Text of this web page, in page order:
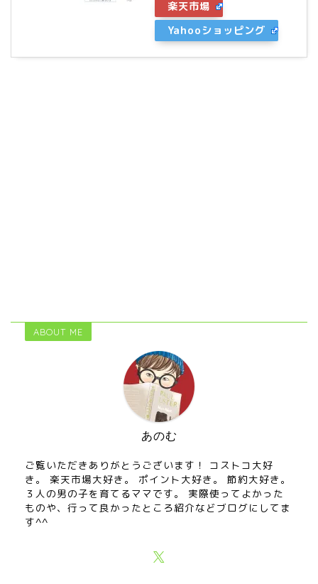
楽天市場
Yahooショッピング
ABOUT ME
あのむ
ご覧いただきありがとうございます！ コストコ大好
き。 楽天市場大好き。 ポイント大好き。 節約大好き。
３人の男の子を育てるママです。 実際使ってよかった
ものや、行って良かったところ紹介などブログにしてま
す^^